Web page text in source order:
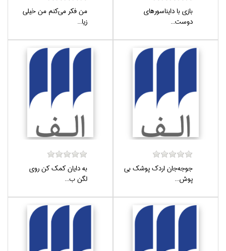
بازي با دايناسورهاي
دوست...
من فكر مي‌كنم من خيلي
زيا...
جوجه‌جان اردك پوشك بي
پوش...
به دايان كمك كن روي
لگن ب...